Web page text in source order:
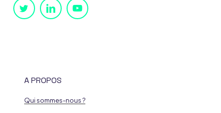
A PROPOS
Qui sommes-nous ?